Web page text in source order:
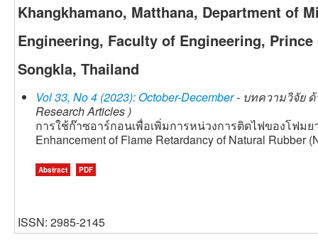
Khangkhamano, Matthana, Department of
Engineering, Faculty of Engineering,
Songkla, Thailand
Vol 33, No 4 (2023): October-December- บทความวิจัย ด้
Research Articles )
การใช้ก๊าซอาร์กอนเพื่อเพิ่มการหน่วงการติดไฟของโฟมย
Enhancement of Flame Retardancy of Natural Rubber
Abstract PDF
ISSN: 2985-2145